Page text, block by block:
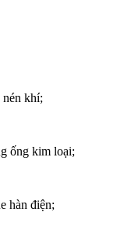
khí;
ống kim loại;
hàn điện;